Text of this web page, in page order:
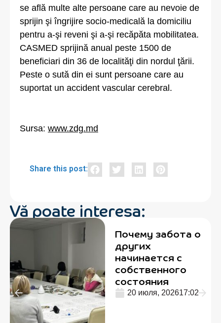
se află multe alte persoane care au nevoie de
sprijin şi îngrijire socio-medicală la domiciliu
pentru a-şi reveni şi a-şi recăpăta mobilitatea.
CASMED sprijină anual peste 1500 de
beneficiari din 36 de localităţi din nordul ţării.
Peste o sută din ei sunt persoane care au
suportat un accident vascular cerebral.
Sursa: www.zdg.md
Share this post:
Vă poate interesa:
Почему забота о
других
начинается с
собственного
состояния
20 июля, 202617:02